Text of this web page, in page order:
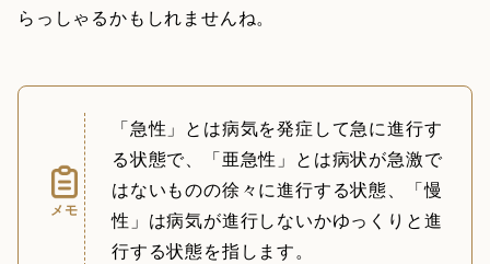
らっしゃるかもしれませんね。
メモ
「急性」とは病気を発症して急に進行す
る状態で、「亜急性」とは病状が急激で
はないものの徐々に進行する状態、「慢
性」は病気が進行しないかゆっくりと進
行する状態を指します。